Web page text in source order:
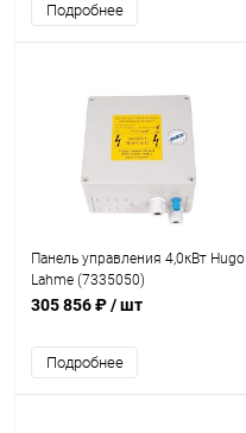
Подробнее
Панель управления 4,0кВт Hugo
Lahme (7335050)
305 856 ₽/ шт
Подробнее